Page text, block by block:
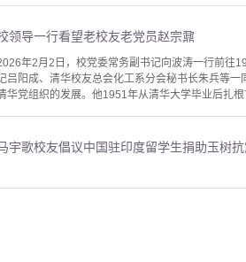
领导一行看望老校友老党员赵宗鼐
年2月2日，校党委常务副书记向波涛一行前往
吕阳成、清华校友总会化工系分会秘书长朱兵等
华党组织的发展。他1951年从清华大学毕业后扎
宇歌校友倡议中国驻印度留学生捐助玉树